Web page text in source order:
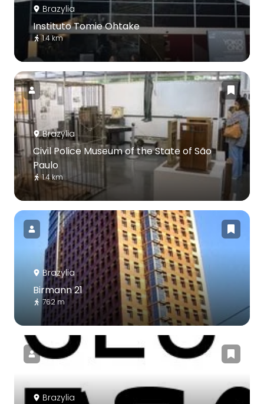
Brazylia
Instituto Tomie Ohtake
1.4 km
Brazylia
Civil Police Museum of the State of São
Paulo
1.4 km
Brazylia
Birmann 21
762 m
Brazylia